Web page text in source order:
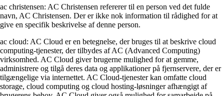
ac christensen: AC Christensen refererer til en person ved det fulde
navn, AC Christensen. Der er ikke nok information til rådighed for at
give en specifik beskrivelse af denne person.
ac cloud: AC Cloud er en betegnelse, der bruges til at beskrive cloud
computing-tjenester, der tilbydes af AC (Advanced Computing)
virksomhed. AC Cloud giver brugerne mulighed for at gemme,
administrere og tilgå deres data og applikationer på fjernservere, der er
tilgængelige via internettet. AC Cloud-tjenester kan omfatte cloud
storage, cloud computing og cloud hosting-løsninger afhængigt af